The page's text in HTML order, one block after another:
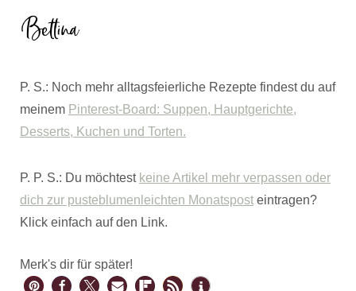
P. S.: Noch mehr alltagsfeierliche Rezepte findest du auf
meinem Pinterest-Board: Suppen, Hauptgerichte,
Desserts, Kuchen und Torten.
P. P. S.: Du möchtest keine Artikel mehr verpassen oder
dich zur pusteblumenleichten Monatspost eintragen?
Klick einfach auf den Link.
Merk's dir für später!